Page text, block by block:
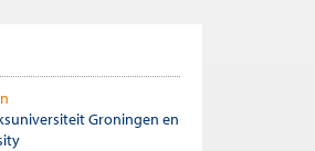
Groningen en